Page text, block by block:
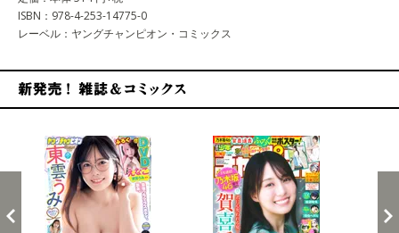
ISBN：978-4-253-14775-0
レーベル：ヤングチャンピオン・コミックス